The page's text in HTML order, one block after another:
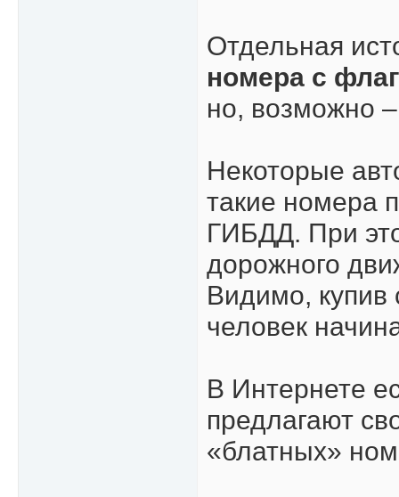
Отдельная
номера с
но, возможно
Некоторые
такие номера
ГИБДД. При
дорожного
Видимо, купив
человек
В Интернете
предлагают
«блатных»